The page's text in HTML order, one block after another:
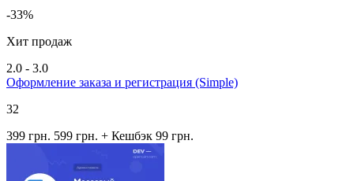
-33%
Хит продаж
2.0 - 3.0
Оформление заказа и регистрация (Simple)
32
399 грн. 599 грн. + Кешбэк 99 грн.